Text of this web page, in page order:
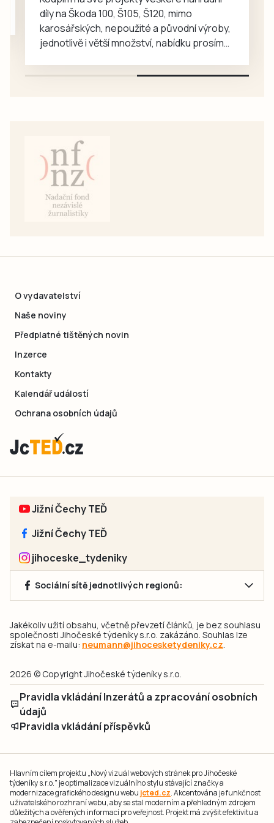
díly na Škoda 100, Š105, Š120, mimo
karosářských, nepoužité a původní výroby,
jednotlivě i větší množství, nabídku prosím
O vydavatelství
Naše noviny
Předplatné tištěných novin
Inzerce
Kontakty
Kalendář událostí
Ochrana osobních údajů
Jižní Čechy TEĎ
Jižní Čechy TEĎ
jihoceske_tydeniky
Sociální sítě jednotlivých regionů:
Jakékoliv užití obsahu, včetně převzetí článků, je bez souhlasu
společnosti Jihočeské týdeníky s.r.o. zakázáno. Souhlas lze
získat na e-mailu: neumann@jihocesketydeniky.cz
2026 © Copyright Jihočeské týdeníky s.r.o.
Pravidla vkládání Inzerátů a zpracování osobních
údajů
Pravidla vkládání příspěvků
Hlavním cílem projektu „Nový vizuál webových stránek pro Jihočeské
týdeníky s.r.o." je optimalizace vizuálního stylu stávající značky a
modernizace grafického designu webu jcted.cz. Akcentována je funkčnost
uživatelského rozhraní webu, aby se stal moderním a přehledným zdrojem
důležitých a ověřených informací pro veřejnost. Projekt má zvýšit efektivitu a